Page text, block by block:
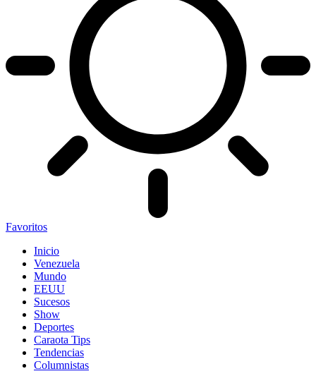
Favoritos
Inicio
Venezuela
Mundo
EEUU
Sucesos
Show
Deportes
Caraota Tips
Tendencias
Columnistas